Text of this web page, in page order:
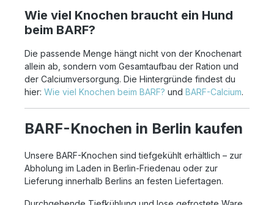
Wie viel Knochen braucht ein Hund
beim BARF?
Die passende Menge hängt nicht von der Knochenart
allein ab, sondern vom Gesamtaufbau der Ration und
der Calciumversorgung. Die Hintergründe findest du
hier: Wie viel Knochen beim BARF? und BARF-Calcium.
BARF-Knochen in Berlin kaufen
Unsere BARF-Knochen sind tiefgekühlt erhältlich – zur
Abholung im Laden in Berlin-Friedenau oder zur
Lieferung innerhalb Berlins an festen Liefertagen.